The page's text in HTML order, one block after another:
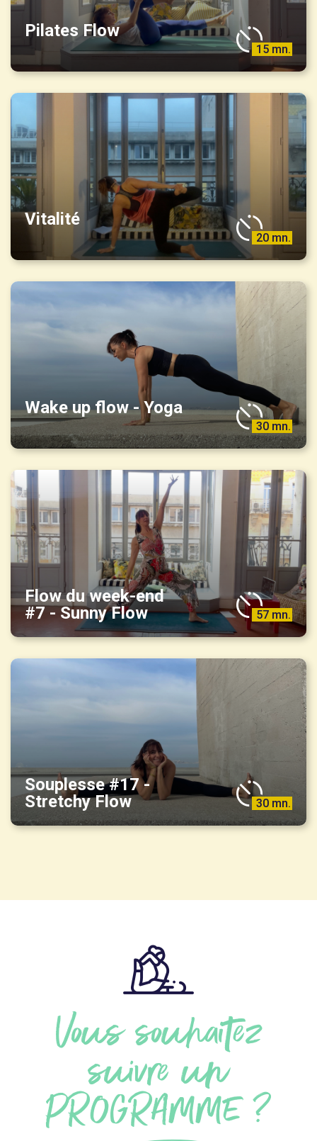
Pilates Flow
15 mn.
Vitalité
20 mn.
Wake up flow - Yoga
30 mn.
Flow du week-end
#7 - Sunny Flow
57 mn.
Souplesse #17 -
Stretchy Flow
30 mn.
Vous souhaitez
suivre un
PROGRAMME ?